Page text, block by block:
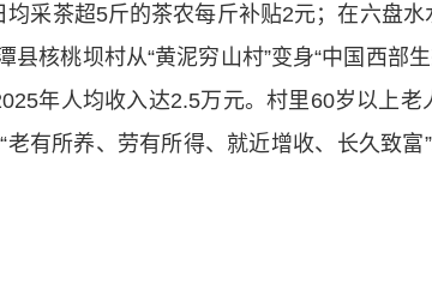
茶超5斤的茶农每斤补贴2元；在六盘水
县核桃坝村从“黄泥穷山村”变身“中国西部
年人均收入达2.5万元。村里60岁以上
老有所养、劳有所得、就近增收、长久致富